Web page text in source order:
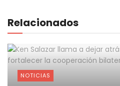
Relacionados
NOTICIAS